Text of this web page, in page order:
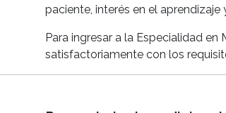
paciente, interés en el
Para ingresar a la Especialidad
satisfactoriamente con los